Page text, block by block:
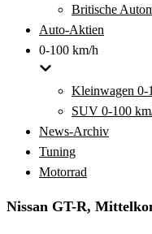
Britische
Auto-Aktien
0-100 km/h
Kleinwagen 0-
SUV 0-100
News-Archiv
Tuning
Motorrad
Nissan GT-R,